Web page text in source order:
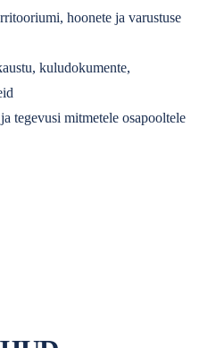
hoonete ja varustuse
kuludokumente,
tegevusi mitmetele osapooltele